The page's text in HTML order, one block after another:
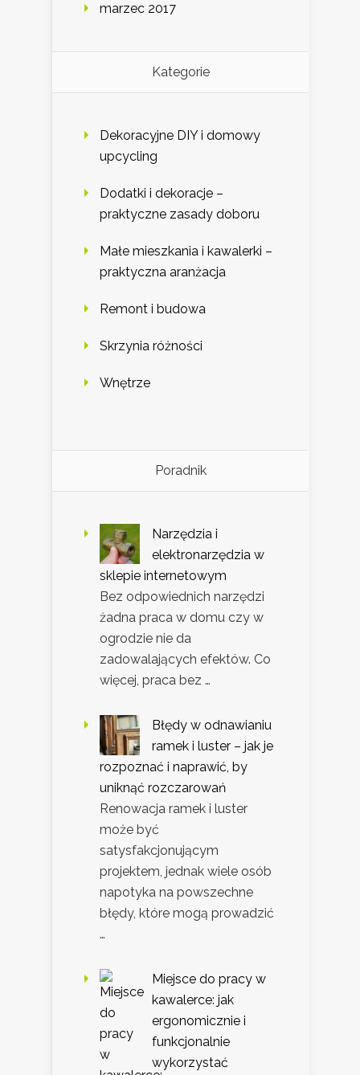
marzec 2017
Kategorie
Dekoracyjne DIY i domowy
upcycling
Dodatki i dekoracje –
praktyczne zasady doboru
Małe mieszkania i kawalerki –
praktyczna aranżacja
Remont i budowa
Skrzynia różności
Wnętrze
Poradnik
Narzędzia i
elektronarzędzia w
sklepie internetowym
Bez odpowiednich narzędzi
żadna praca w domu czy w
ogrodzie nie da
zadowalających efektów. Co
więcej, praca bez …
Błędy w odnawianiu
ramek i luster – jak je
rozpoznać i naprawić, by
uniknąć rozczarowań
Renowacja ramek i luster
może być
satysfakcjonującym
projektem, jednak wiele osób
napotyka na powszechne
błędy, które mogą prowadzić
…
Miejsce do pracy w
kawalerce: jak
ergonomicznie i
funkcjonalnie
wykorzystać